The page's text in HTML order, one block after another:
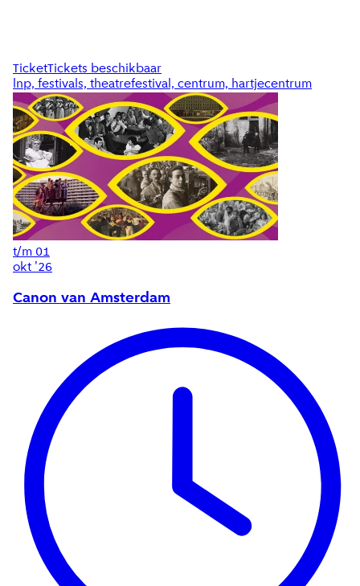
TicketTickets beschikbaar
lnp, festivals, theatrefestival, centrum, hartjecentrum
t/m 01
okt '26
Canon van Amsterdam